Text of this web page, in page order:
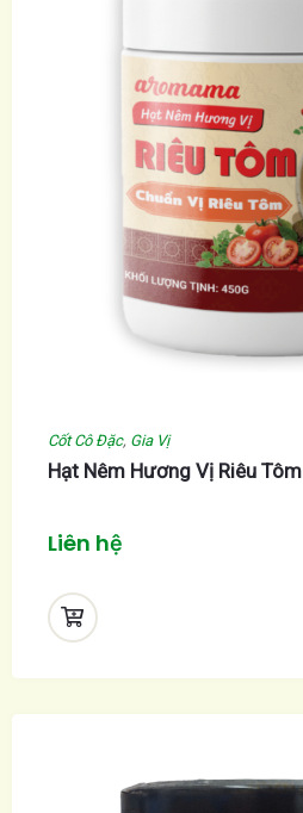
Cốt Cô Đặc, Gia Vị
Hạt Nêm Hương Vị Riêu Tôm
Liên hệ